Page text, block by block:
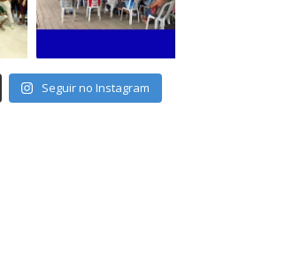
Seguir no Instagram